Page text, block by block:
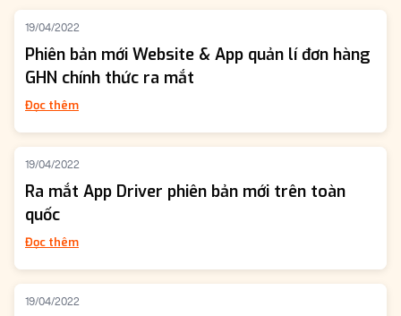
19/04/2022
Phiên bản mới Website & App quản lí đơn hàng
GHN chính thức ra mắt
Đọc thêm
19/04/2022
Ra mắt App Driver phiên bản mới trên toàn
quốc
Đọc thêm
19/04/2022